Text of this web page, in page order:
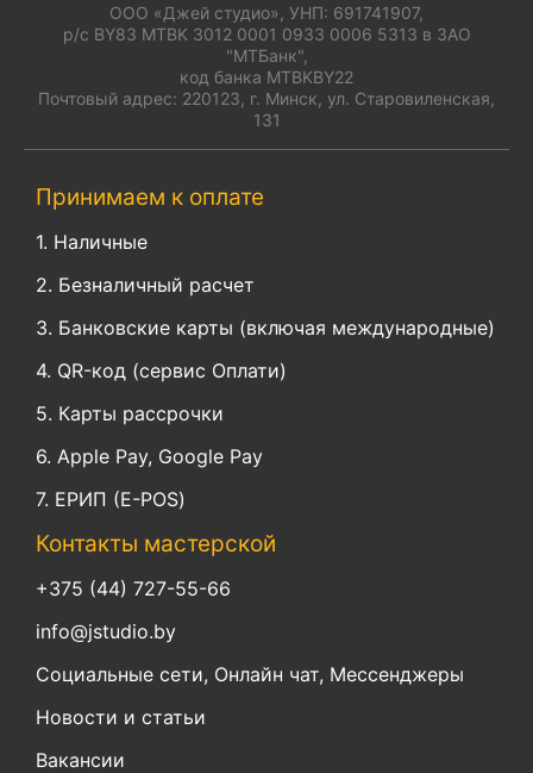
ООО «Джей студио», УНП: 691741907,
р/с BY83 MTBK 3012 0001 0933 0006 5313 в ЗАО
"МТБанк",
код банка MTBKBY22
Почтовый адрес: 220123, г. Минск, ул. Старовиленская,
131
Принимаем к оплате
1. Наличные
2. Безналичный расчет
3. Банковские карты (включая международные)
4. QR-код (сервис Оплати)
5. Карты рассрочки
6. Apple Pay, Google Pay
7. ЕРИП (E-POS)
Контакты мастерской
+375 (44) 727-55-66
info@jstudio.by
Социальные сети, Онлайн чат, Мессенджеры
Новости и статьи
Вакансии